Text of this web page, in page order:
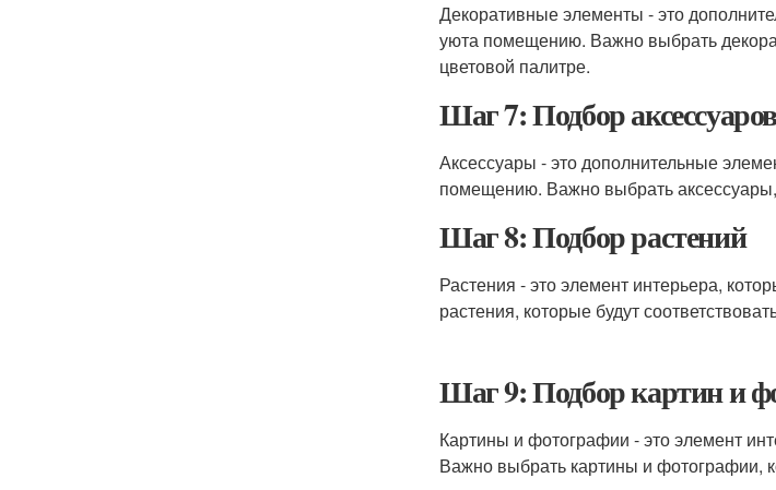
Декоративные элементы - это
уюта помещению. Важно выбрать
цветовой палитре.
Шаг 7: Подбор аксессуаров
Аксессуары - это дополнительные
помещению. Важно выбрать аксессуары,
Шаг 8: Подбор растений
Растения - это элемент интерьера,
растения, которые будут
Шаг 9: Подбор картин и
Картины и фотографии - это элемент
Важно выбрать картины и фотографии,